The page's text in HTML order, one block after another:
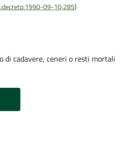
09-10;285)
di cadavere, ceneri o resti mortali